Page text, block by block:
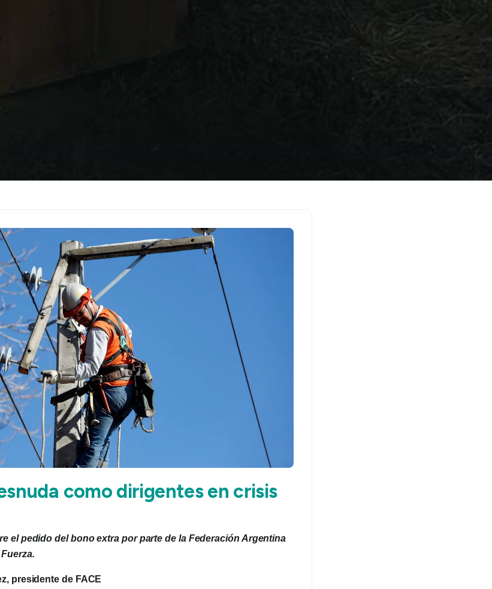
como dirigentes en crisis
el pedido del bono extra por parte de la Federación Argentina
presidente de FACE